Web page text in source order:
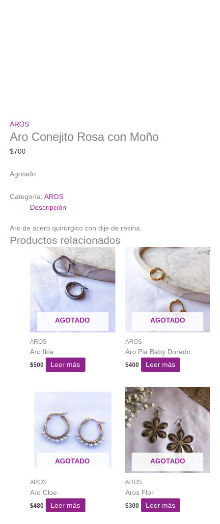
AROS
Aro Conejito Rosa con Moño
$700
Agotado
Categoría: AROS
Descripción
Aro de acero quirúrgico con dije de resina.
Productos relacionados
AGOTADO
AROS
Aro Ikia
$500 Leer más
AGOTADO
AROS
Aro Pia Baby Dorado
$400 Leer más
AGOTADO
AROS
Aro Cloe
$480 Leer más
AGOTADO
AROS
Aros Flor
$300 Leer más